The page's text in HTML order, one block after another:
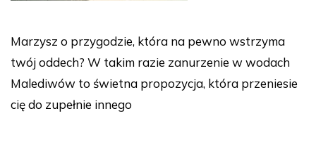
Marzysz o przygodzie, która na pewno wstrzyma
twój oddech? W takim razie zanurzenie w wodach
Malediwów to świetna propozycja, która przeniesie
cię do zupełnie innego